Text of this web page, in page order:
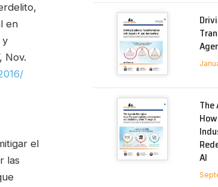
en
y
Nov.
el
las
The
AI